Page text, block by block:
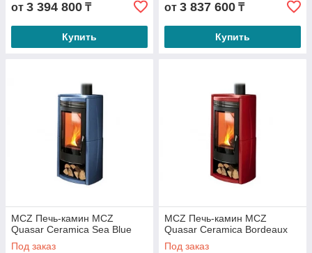
от 3 394 800 ₸
Купить
от 3 837 600 ₸
Купить
MCZ Печь-камин MCZ
Quasar Ceramica Sea Blue
Под заказ
MCZ Печь-камин MCZ
Quasar Ceramica Bordeaux
Под заказ